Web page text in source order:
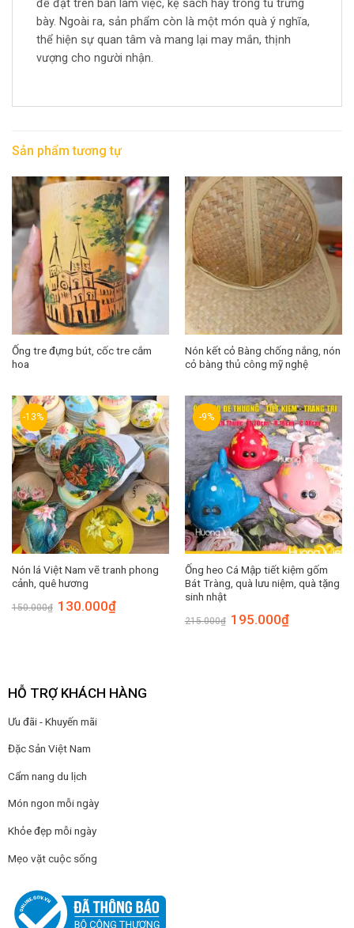
để đặt trên bàn làm việc, kệ sách hay trong tủ trưng
bày. Ngoài ra, sản phẩm còn là một món quà ý nghĩa,
thể hiện sự quan tâm và mang lại may mắn, thịnh
vượng cho người nhận.
Sản phẩm tương tự
Ống tre đựng bút, cốc tre cắm
hoa
Nón kết cỏ Bàng chống nắng, nón
cỏ bàng thủ công mỹ nghệ
-13%
Nón lá Việt Nam vẽ tranh phong
cảnh, quê hương
150.000₫ Giá
gốc
130.000₫Giá
-9%
Ống heo Cá Mập tiết kiệm gốm
Bát Tràng, quà lưu niệm, quà tặng
sinh nhật
215.000₫ Giá
gốc
195.000₫Giá
HỖ TRỢ KHÁCH HÀNG
Ưu đãi - Khuyến mãi
Đặc Sản Việt Nam
Cẩm nang du lịch
Món ngon mỗi ngày
Khỏe đẹp mỗi ngày
Mẹo vặt cuộc sống